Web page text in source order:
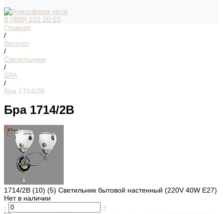
8 (800) 101 20 53
Главная
/
Каталог
/
Светильники
/
БРА
/
Бра 1714/2В
Бра 1714/2В
1714/2В (10) (5) Светильник бытовой настенный (220V 40W E27)
Нет в наличии
-
+